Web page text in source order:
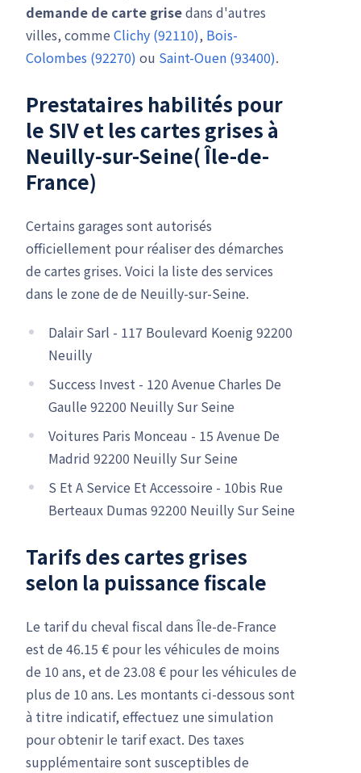
demande de carte grisedans d'autres
villes, comme Clichy (92110), Bois-
Colombes (92270) ou Saint-Ouen (93400).
Prestataires habilités pour
le SIVet les cartes grises à
Neuilly-sur-Seine( Île-de-
France)
Certains garages sont autorisés
officiellement pour réaliser des démarches
de cartes grises. Voici la liste des services
dans le zone de de Neuilly-sur-Seine.
Dalair Sarl - 117 Boulevard Koenig 92200
Neuilly
Success Invest - 120 Avenue Charles De
Gaulle 92200 Neuilly Sur Seine
Voitures Paris Monceau - 15 Avenue De
Madrid 92200 Neuilly Sur Seine
S Et A Service Et Accessoire - 10bis Rue
Berteaux Dumas 92200 Neuilly Sur Seine
Tarifs des cartes grises
selon la puissance fiscale
Le tarif du cheval fiscal dans Île-de-France
est de 46.15 € pour les véhicules de moins
de 10 ans, et de 23.08 € pour les véhicules de
plus de 10 ans. Les montants ci-dessous sont
à titre indicatif, effectuez une simulation
pour obtenir le tarif exact. Des taxes
supplémentaire sont susceptibles de